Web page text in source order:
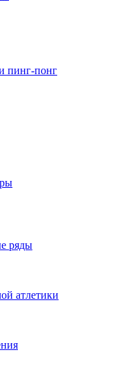
пинг-понг
ряды
атлетики